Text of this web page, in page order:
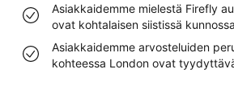
Asiakkaidemme mielestä Firefly
ovat kohtalaisen siistissä kunnossa
Asiakkaidemme arvosteluiden
kohteessa London ovat